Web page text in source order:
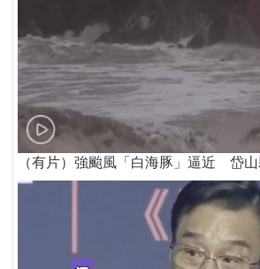
（有片）強颱風「白海豚」逼近 岱